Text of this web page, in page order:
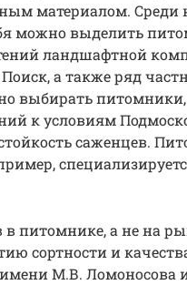
материалом. Среди
можно выделить
ландшафтной
а также ряд
выбирать
к условиям
саженцев.
питомнике, а не на
сортности и
М.В. Ломоносова